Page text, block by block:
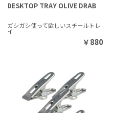
DESKTOP TRAY OLIVE DRAB
ガシガシ使って欲しいスチールトレ
イ
￥880